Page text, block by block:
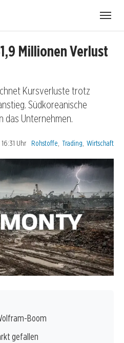
Millionen Verlust
Kursverluste trotz
Südkoreanische
das Unternehmen.
Uhr Kategorien:
Rohstoffe Trading Wirtschaft
Boom
gefallen